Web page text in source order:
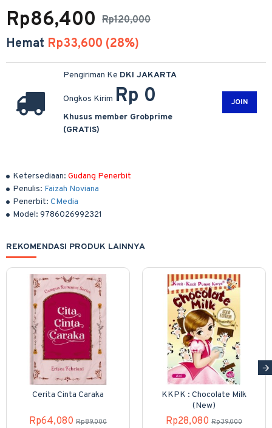
Ketersediaan: Gudang Penerbit
Penulis: Faizah Noviana
Penerbit: CMedia
Model: 9786026992321
Rp120,000
Rp86,400
Hemat Rp33,600 (28%)
Pengiriman Ke DKI JAKARTA
Ongkos Kirim Rp 0
Khusus member Grobprime
(GRATIS)
JOIN
REKOMENDASI PRODUK LAINNYA
Cerita Cinta Caraka
Rp64,080 Rp89,000
KKPK : Chocolate Milk
(New)
Rp28,080 Rp39,000